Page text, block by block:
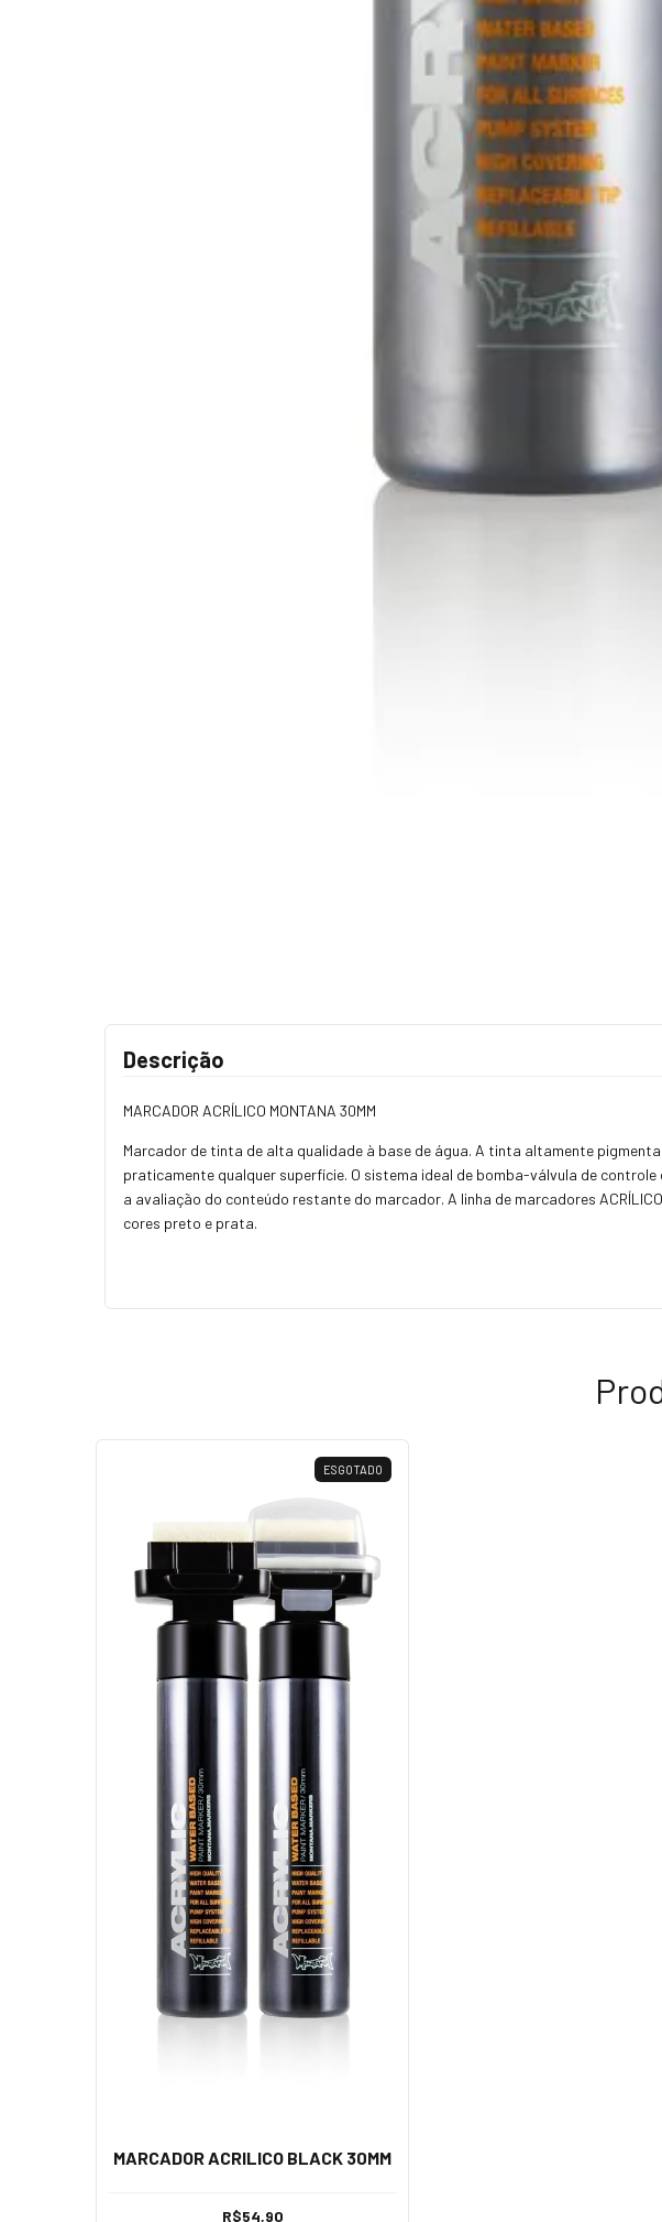
Descrição
MARCADOR ACRÍLICO MONTANA 30MM
Marcador de tinta de alta qualidade à base de água. A tinta altamente
praticamente qualquer superfície. O sistema ideal de bomba-válvula de
a avaliação do conteúdo restante do marcador. A linha de marcadores
cores preto e prata.
ESGOTADO
MARCADOR ACRILICO BLACK 30MM
R$54,90